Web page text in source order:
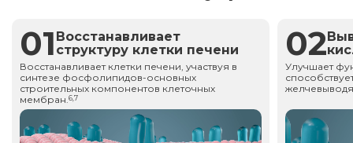
01 Восстанавливает
структуру клетки печени
Восстанавливает клетки печени, участвуя в
синтезе фосфолипидов-основных
строительных компонентов клеточных
мембран.6,7
02
Улучшает